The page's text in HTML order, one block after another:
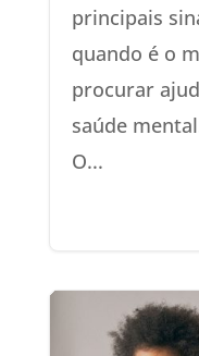
principais
quando é o
procurar
saúde
O...